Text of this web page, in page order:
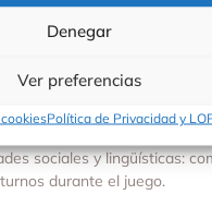
Denegar
Ver preferencias
Política de Privacidad y
fina: al romper y
la destreza manual y la
y el juego creativo: ideal
cocina o supermercado.
sociales y lingüísticas:
durante el juego.